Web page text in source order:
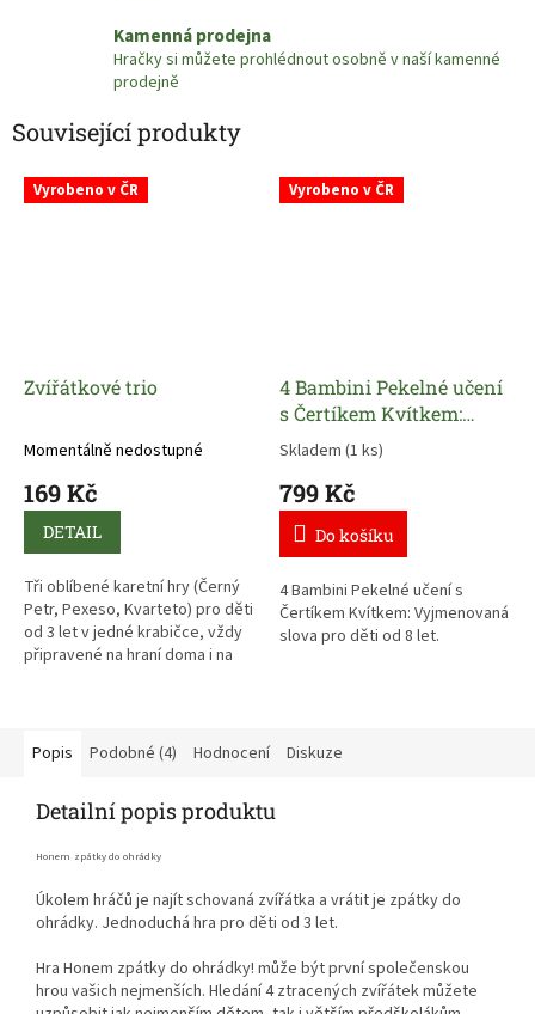
Kamenná prodejna
Hračky si můžete prohlédnout osobně v naší kamenné
prodejně
Související produkty
Vyrobeno v ČR
Zvířátkové trio
Momentálně nedostupné
169 Kč
DETAIL
Tři oblíbené karetní hry (Černý
Petr, Pexeso, Kvarteto) pro děti
od 3 let v jedné krabičce, vždy
připravené na hraní doma i na
Vyrobeno v ČR
4 Bambini Pekelné učení
s Čertíkem Kvítkem:
Vyjmenovaná slova
Skladem (1 ks)
799 Kč
Do košíku
4 Bambini Pekelné učení s
Čertíkem Kvítkem: Vyjmenovaná
slova pro děti od 8 let.
Popis Podobné (4) Hodnocení Diskuze
Detailní popis produktu
Honem zpátky do ohrádky
Úkolem hráčů je najít schovaná zvířátka a vrátit je zpátky do
ohrádky. Jednoduchá hra pro děti od 3 let.
Hra Honem zpátky do ohrádky! může být první společenskou
hrou vašich nejmenších. Hledání 4 ztracených zvířátek můžete